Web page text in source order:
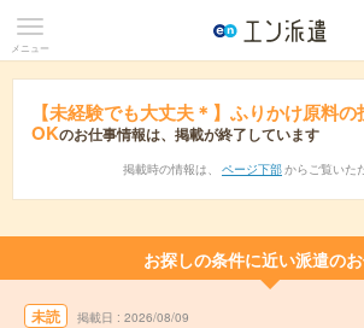
メニュー
【未経験でも大丈夫＊】ふりかけ原料
OKのお仕事情報は、掲載が終了しています
掲載時の情報は、 ページ下部 からご覧いた
お探しの条件に近い派遣の
未読 掲載日 2026/08/09